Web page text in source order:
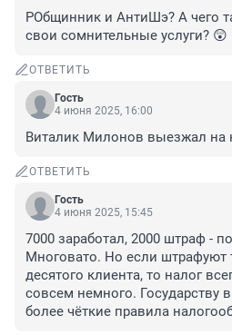
РОбщинник и АнтиШэ? А чего
свои сомнительные услуги? 😲
ОТВЕТИТЬ
Гость
4 июня 2025, 16:00
Виталик Милонов выезжал на
ОТВЕТИТЬ
Гость
4 июня 2025, 15:45
7000 заработал, 2000 штраф -
Многовато. Но если штрафуют
десятого клиента, то налог
совсем немного. Государству
более чёткие правила